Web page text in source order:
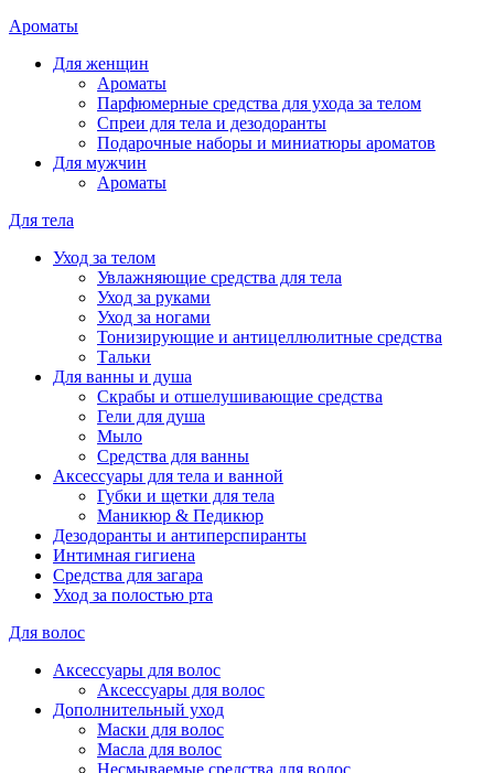
Ароматы
Для женщин
Ароматы
Парфюмерные средства для ухода за телом
Спреи для тела и дезодоранты
Подарочные наборы и миниатюры ароматов
Для мужчин
Ароматы
Для тела
Уход за телом
Увлажняющие средства для тела
Уход за руками
Уход за ногами
Тонизирующие и антицеллюлитные средства
Тальки
Для ванны и душа
Скрабы и отшелушивающие средства
Гели для душа
Мыло
Средства для ванны
Аксессуары для тела и ванной
Губки и щетки для тела
Маникюр & Педикюр
Дезодоранты и антиперспиранты
Интимная гигиена
Средства для загара
Уход за полостью рта
Для волос
Аксессуары для волос
Аксессуары для волос
Дополнительный уход
Маски для волос
Масла для волос